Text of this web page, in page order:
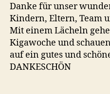
Danke für unser
Kindern, Eltern, Team
Mit einem Lächeln
Kigawoche und
auf ein gutes und
DANKESCHÖN